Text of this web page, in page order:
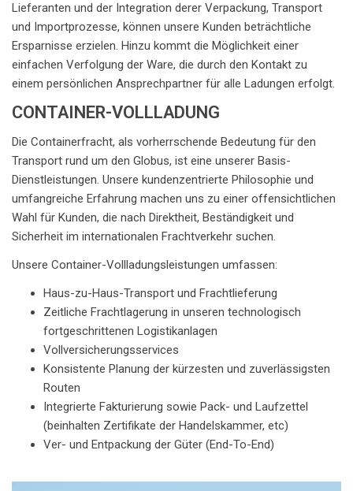
Lieferanten und der Integration derer Verpackung, Transport
und Importprozesse, können unsere Kunden beträchtliche
Ersparnisse erzielen. Hinzu kommt die Möglichkeit einer
einfachen Verfolgung der Ware, die durch den Kontakt zu
einem persönlichen Ansprechpartner für alle Ladungen erfolgt.
CONTAINER-VOLLLADUNG
Die Containerfracht, als vorherrschende Bedeutung für den
Transport rund um den Globus, ist eine unserer Basis-
Dienstleistungen. Unsere kundenzentrierte Philosophie und
umfangreiche Erfahrung machen uns zu einer offensichtlichen
Wahl für Kunden, die nach Direktheit, Beständigkeit und
Sicherheit im internationalen Frachtverkehr suchen.
Unsere Container-Vollladungsleistungen umfassen:
Haus-zu-Haus-Transport und Frachtlieferung
Zeitliche Frachtlagerung in unseren technologisch
fortgeschrittenen Logistikanlagen
Vollversicherungsservices
Konsistente Planung der kürzesten und zuverlässigsten
Routen
Integrierte Fakturierung sowie Pack- und Laufzettel
(beinhalten Zertifikate der Handelskammer, etc)
Ver- und Entpackung der Güter (End-To-End)